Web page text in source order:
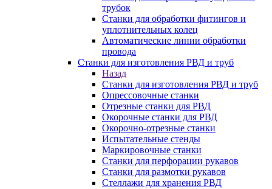
трубок
Станки для обработки фитингов и
уплотнительных колец
Автоматические линии обработки
провода
Станки для изготовления РВД и труб
Назад
Станки для изготовления РВД и труб
Опрессовочные станки
Отрезные станки для РВД
Окорочные станки для РВД
Окорочно-отрезные станки
Испытательные стенды
Маркировочные станки
Станки для перфорации рукавов
Станки для размотки рукавов
Стеллажи для хранения РВД